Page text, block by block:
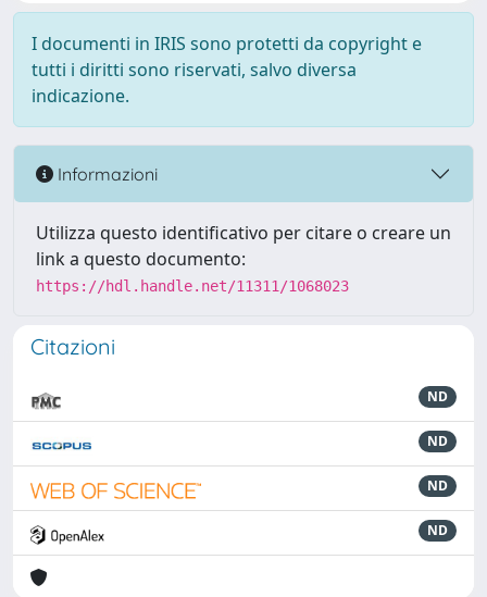
I documenti in IRIS sono protetti da copyright e
tutti i diritti sono riservati, salvo diversa
indicazione.
Informazioni
Utilizza questo identificativo per citare o creare un
link a questo documento:
https://hdl.handle.net/11311/1068023
Citazioni
ND
ND
ND
ND